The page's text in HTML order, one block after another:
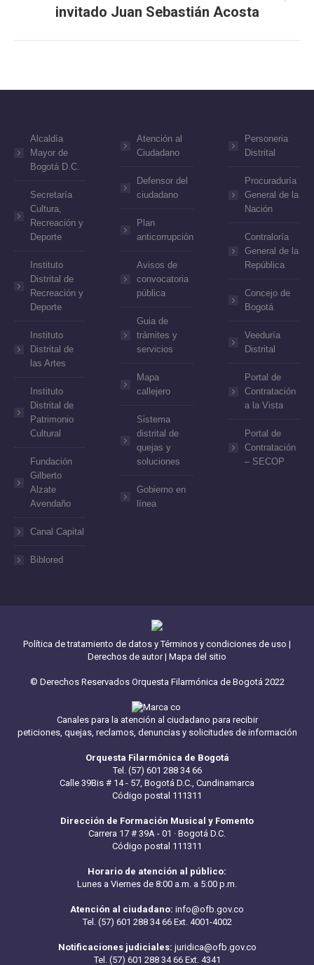
post:
invitado Juan Sebastián Acosta
Alcaldía
Mayor de
Bogotá D.C.
Secretaría
Cultura,
Recreación y
Deporte
Instituto
Distrital de
Recreación y
Deporte
Instituto
Distrital de
las Artes
Instituto
Distrital de
Patrimonio
Cultural
Fundación
Gilberto
Alzate
Avendaño
Canal Capital
Biblored
Atención al
Ciudadano
Defensor del
ciudadano
Plan
anticorrupción
Avisos de
convocatoria
pública
Guia de
trámites y
servicios
Mapa
callejero
Sistema
distrital de
quejas y
soluciones
Gobierno en
línea
Personeria
Distrital
Procuraduría
General de la
Nación
Contraloría
General de la
República
Concejo de
Bogotá
Veeduría
Distrital
Portal de
Contratación
a la Vista
Portal de
Contratación
– SECOP
Política de tratamiento de datos y Términos y condiciones de uso |
Derechos de autor| Mapa del sitio
© Derechos Reservados Orquesta Filarmónica de Bogotá 2022
Canales para la atención al ciudadano para recibir
peticiones, quejas, reclamos, denuncias y solicitudes de información
Orquesta Filarmónica de Bogotá
Tel. (57) 601 288 34 66
Calle 39Bis # 14 - 57, Bogotá D.C., Cundinamarca
Código postal 111311
Dirección de Formación Musical y Fomento
Carrera 17 # 39A - 01 · Bogotá D.C.
Código postal 111311
Horario de atención al público:
Lunes a Viernes de 8:00 a.m. a 5:00 p.m.
Atención al ciudadano: info@ofb.gov.co
Tel. (57) 601 288 34 66 Ext. 4001-4002
Notificaciones judiciales: juridica@ofb.gov.co
Tel. (57) 601 288 34 66 Ext. 4341